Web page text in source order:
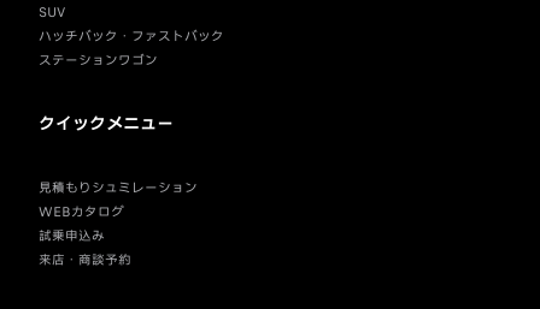
SUV
ハッチバック・ファストバック
ステーションワゴン
クイックメニュー
見積もりシュミレーション
WEBカタログ
試乗申込み
来店・商談予約